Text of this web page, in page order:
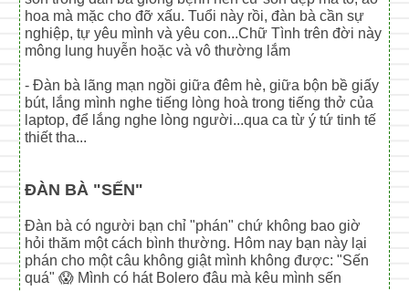
hoa mà mặc cho đỡ xấu. Tuổi này rồi, đàn bà cần sự
nghiệp, tự yêu mình và yêu con...Chữ Tình trên đời này
mông lung huyễn hoặc và vô thường lắm
- Đàn bà lãng mạn ngồi giữa đêm hè, giữa bộn bề giấy
bút, lắng mình nghe tiếng lòng hoà trong tiếng thở của
laptop, để lắng nghe lòng người...qua ca từ ý tứ tinh tế
thiết tha...
ĐÀN BÀ "SẾN"
Đàn bà có người bạn chỉ "phán" chứ không bao giờ
hỏi thăm một cách bình thường. Hôm nay bạn này lại
phán cho một câu không giật mình không được: "Sến
quá" 😱 Mình có hát Bolero đâu mà kêu mình sến